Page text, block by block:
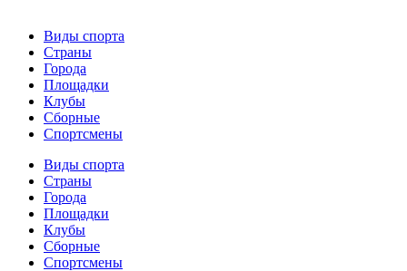
Виды спорта
Страны
Города
Площадки
Клубы
Сборные
Спортсмены
Виды спорта
Страны
Города
Площадки
Клубы
Сборные
Спортсмены